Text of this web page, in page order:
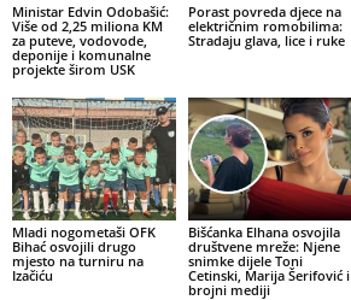
Ministar Edvin Odobašić:
Više od 2,25 miliona KM
za puteve, vodovode,
deponije i komunalne
projekte širom USK
Porast povreda djece na
električnim romobilima:
Stradaju glava, lice i ruke
Mladi nogometaši OFK
Bihać osvojili drugo
mjesto na turniru na
Izačiću
Bišćanka Elhana osvojila
društvene mreže: Njene
snimke dijele Toni
Cetinski, Marija Šerifović i
brojni mediji